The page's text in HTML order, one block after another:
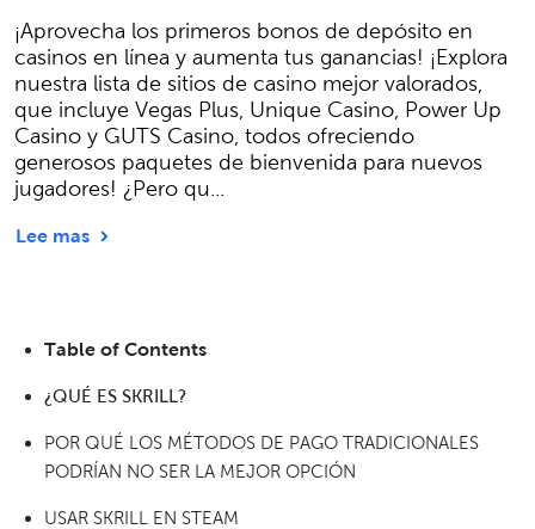
Table of Contents
¿QUÉ ES SKRILL?
POR QUÉ LOS MÉTODOS DE PAGO TRADICIONALES
PODRÍAN NO SER LA MEJOR OPCIÓN
USAR SKRILL EN STEAM
¡Aprovecha los primeros bonos de depósito en
casinos en línea y aumenta tus ganancias! ¡Explora
nuestra lista de sitios de casino mejor valorados,
que incluye Vegas Plus, Unique Casino, Power Up
Casino y GUTS Casino, todos ofreciendo
generosos paquetes de bienvenida para nuevos
jugadores! ¿Pero qu...
Lee mas